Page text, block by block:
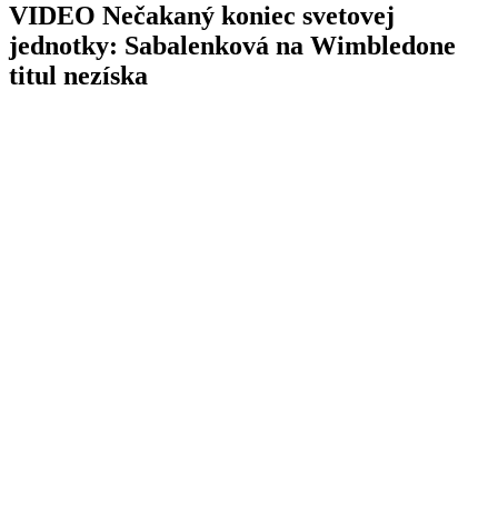
VIDEO Nečakaný koniec svetovej
jednotky: Sabalenková na Wimbledone
titul nezíska